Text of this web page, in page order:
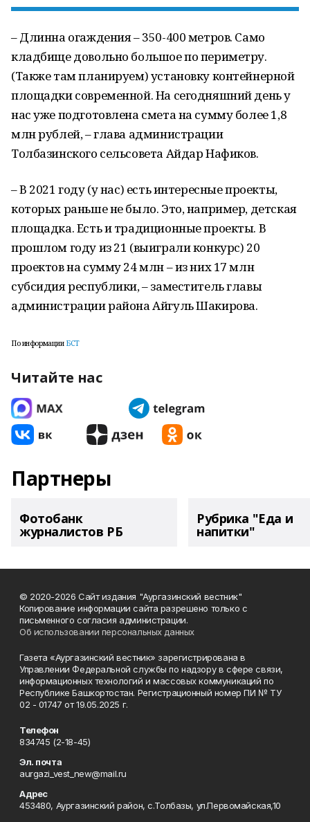
– Длинна огаждения – 350-400 метров. Само
кладбище довольно большое по периметру.
(Также там планируем) установку контейнерной
площадки современной. На сегодняшний день у
нас уже подготовлена смета на сумму более 1,8
млн рублей, – глава администрации
Толбазинского сельсовета Айдар Нафиков.
– В 2021 году (у нас) есть интересные проекты,
которых раньше не было. Это, например, детская
площадка. Есть и традиционные проекты. В
прошлом году из 21 (выиграли конкурс) 20
проектов на сумму 24 млн – из них 17 млн
субсидия республики, – заместитель главы
администрации района Айгуль Шакирова.
По информации БСТ
Читайте нас
Партнеры
Фотобанк
журналистов РБ
Рубрика "Еда и
напитки"
© 2020-2026 Сайт издания "Аургазинский вестник"
Копирование информации сайта разрешено только с
письменного согласия администрации.
Об использовании персональных данных
Газета «Аургазинский вестник» зарегистрирована в
Управлении Федеральной службы по надзору в сфере связи,
информационных технологий и массовых коммуникаций по
Республике Башкортостан. Регистрационный номер ПИ № ТУ
02 - 01747 от 19.05.2025 г.
Телефон
834745 (2-18-45)
Эл. почта
aurgazi_vest_new@mail.ru
Адрес
453480, Аургазинский район, с.Толбазы, ул.Первомайская,10